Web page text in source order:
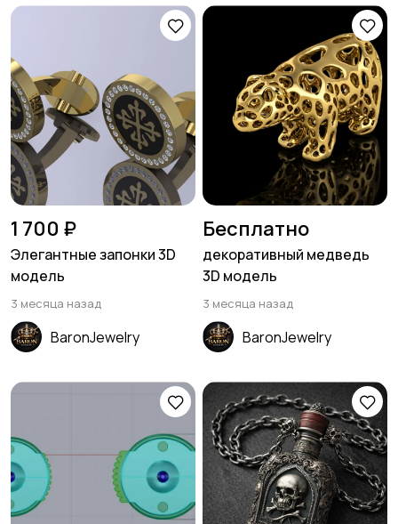
1 700 ₽
Элегантные запонки 3D
модель
3 месяца назад
BaronJewelry
Бесплатно
декоративный медведь
3D модель
3 месяца назад
BaronJewelry